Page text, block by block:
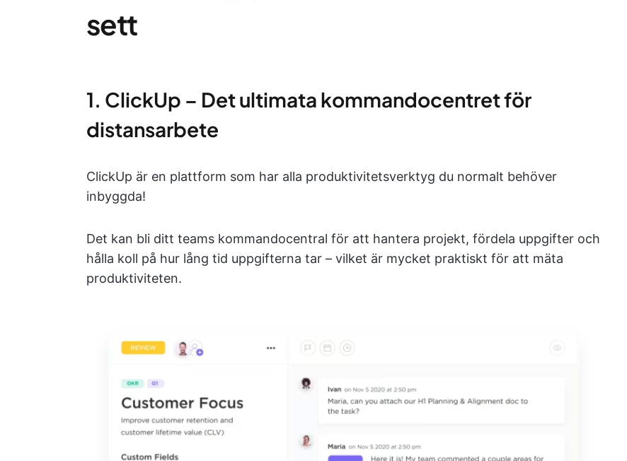
sett
1. ClickUp – Det ultimata kommandocentret för
distansarbete
ClickUp är en plattform som har alla produktivitetsverktyg du normalt behöver
inbyggda!
Det kan bli ditt teams kommandocentral för att hantera projekt, fördela uppgifter och
hålla koll på hur lång tid uppgifterna tar – vilket är mycket praktiskt för att mäta
produktiviteten.